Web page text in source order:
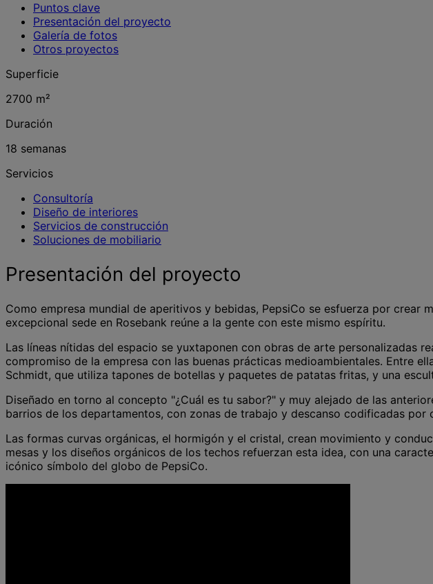
Puntos clave
Presentación del proyecto
Galería de fotos
Otros proyectos
Superficie
2700 m²
Duración
18 semanas
Servicios
Consultoría
Diseño de interiores
Servicios de construcción
Soluciones de mobiliario
Presentación del proyecto
Como empresa mundial de aperitivos y bebidas, PepsiCo se esfuerza por
excepcional sede en Rosebank reúne a la gente con este mismo espíritu.
Las líneas nítidas del espacio se yuxtaponen con obras de arte personalizadas
compromiso de la empresa con las buenas prácticas medioambientales. Entre
Schmidt, que utiliza tapones de botellas y paquetes de patatas fritas, y una
Diseñado en torno al concepto "¿Cuál es tu sabor?" y muy alejado de las
barrios de los departamentos, con zonas de trabajo y descanso codificadas por
Las formas curvas orgánicas, el hormigón y el cristal, crean movimiento y
mesas y los diseños orgánicos de los techos refuerzan esta idea, con una
icónico símbolo del globo de PepsiCo.